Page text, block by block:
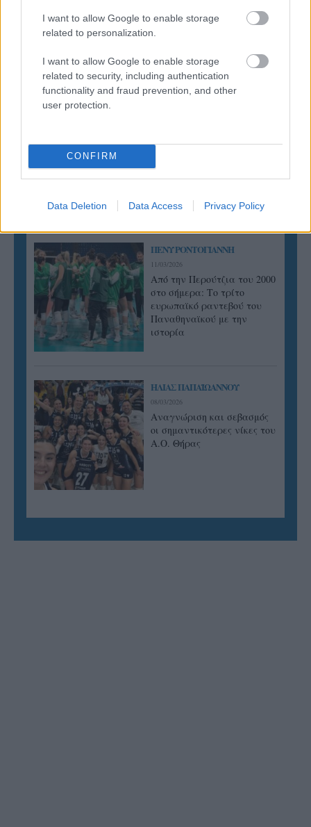
I want to allow Google to enable storage
related to personalization.
I want to allow Google to enable storage
related to security, including authentication
functionality and fraud prevention, and other
user protection.
CONFIRM
Data Deletion Data Access Privacy Policy
Έτοιμη για… υψηλές πτήσεις η Μπενφίκα του Ψάρρα
με τον «Ιπτάμενο Ολλανδό» Βίλτενμπουργκ
05/08/2026
Ισόπαλο το πρωτο φιλικό τεστ της Εθνικής στο
Ουρμπίνο
ΠΕΝΥ ΡΟΝΤΟΓΙΑΝΝΗ
11/03/2026
Από την Περούτζια του 2000
στο σήμερα: Tο τρίτο
ευρωπαϊκό ραντεβού του
Παναθηναϊκού με την
ιστορία
ΗΛΙΑΣ ΠΑΠΑΪΩΑΝΝΟΥ
08/03/2026
Αναγνώριση και σεβασμός
οι σημαντικότερες νίκες του
Α.Ο. Θήρας